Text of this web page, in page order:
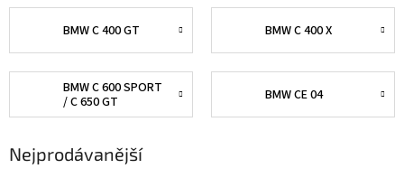
BMW C 400 GT BMW C 400 X
BMW C 600 SPORT
/ C 650 GT
BMW CE 04
Nejprodávanější